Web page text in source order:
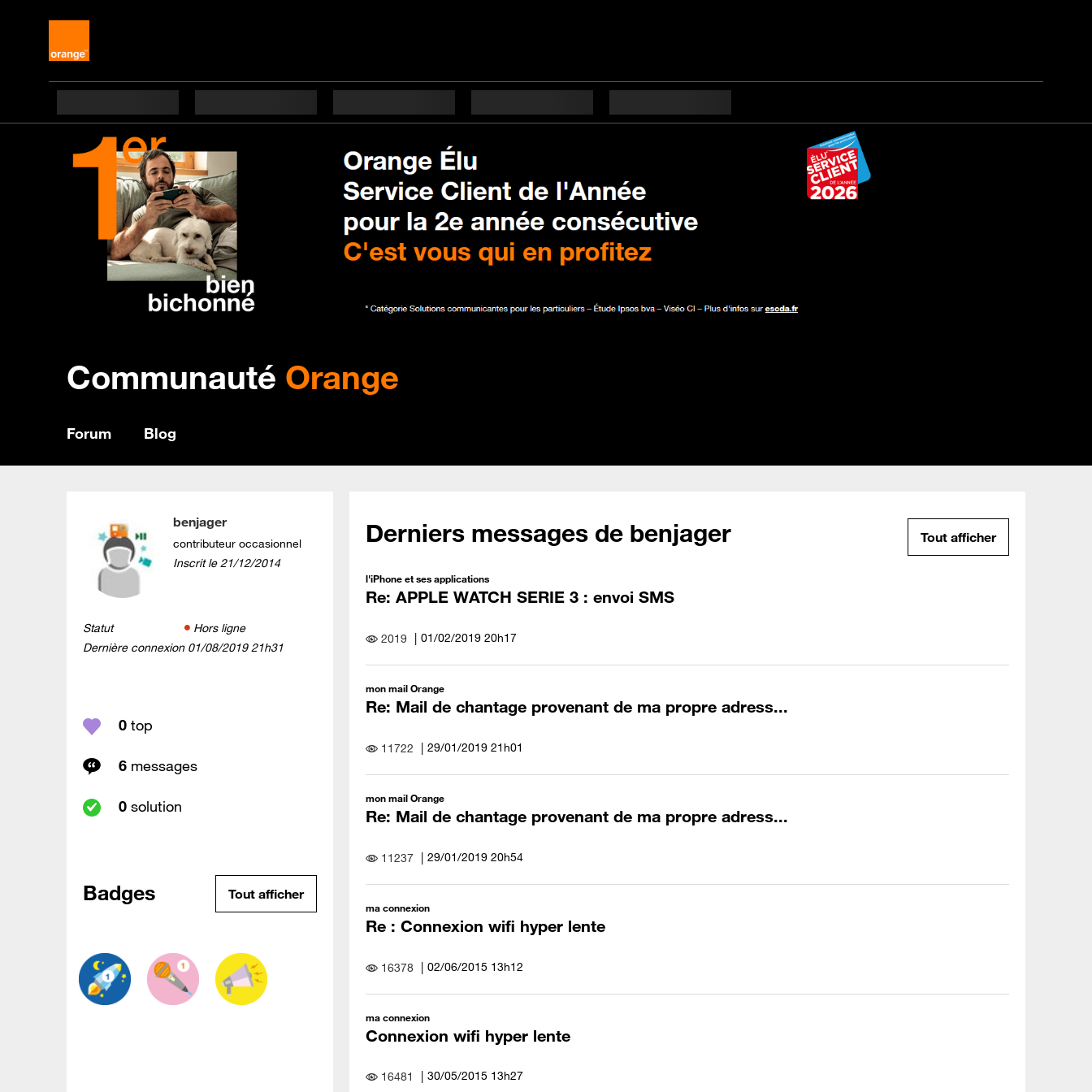
Communauté Orange
Forum Blog
benjager
contributeur occasionnel
Inscrit le‎21/12/2014
Statut
Hors ligne
Dernière connexion ‎01/08/2019 21h31
0 top
6 messages
0 solution
Badges Tout afficher
Derniers messages de benjager Tout afficher
l'iPhone et ses applications
Re: APPLE WATCH SERIE 3 : envoi SMS
2019 ‎01/02/2019 20h17
mon mail Orange
Re: Mail de chantage provenant de ma propre adress...
11722 ‎29/01/2019 21h01
mon mail Orange
Re: Mail de chantage provenant de ma propre adress...
11237 ‎29/01/2019 20h54
ma connexion
Re : Connexion wifi hyper lente
16378 ‎02/06/2015 13h12
ma connexion
Connexion wifi hyper lente
16481 ‎30/05/2015 13h27